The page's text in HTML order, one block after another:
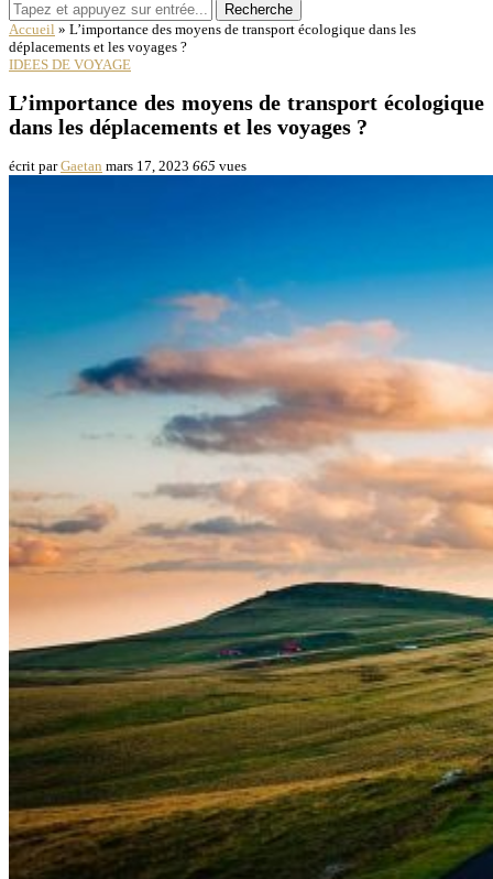
Recherche
Accueil » L’importance des moyens de transport écologique dans les
déplacements et les voyages ?
IDEES DE VOYAGE
L’importance des moyens de transport écologique
dans les déplacements et les voyages ?
écrit parGaetan mars 17, 2023 665 vues